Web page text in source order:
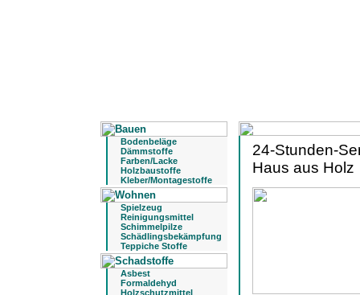
Bodenbeläge
Dämmstoffe
Farben/Lacke
Holzbaustoffe
Kleber/Montagestoffe
Spielzeug
Reinigungsmittel
Schimmelpilze
Schädlingsbekämpfung
Teppiche Stoffe
Asbest
Formaldehyd
Holzschutzmittel
24-Stunden-
Haus aus Holz